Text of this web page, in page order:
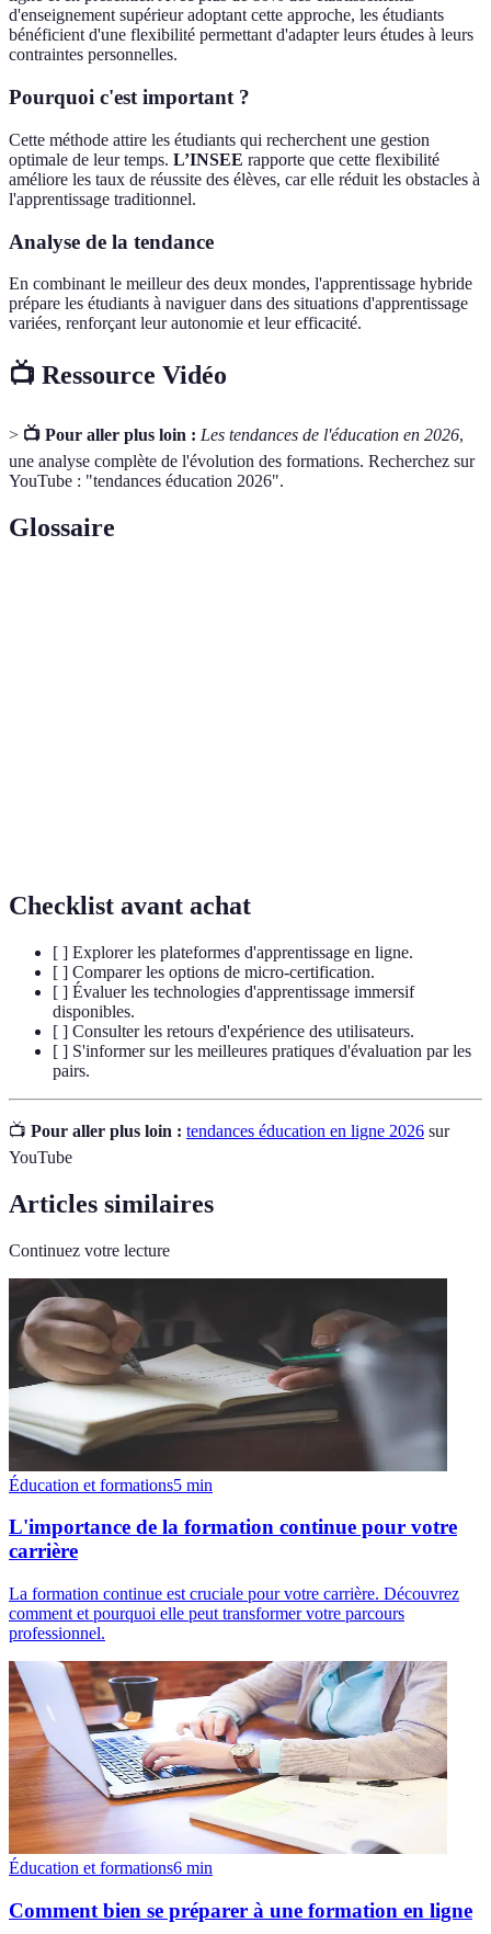
d'enseignement supérieur adoptant cette approche, les étudiants
bénéficient d'une flexibilité permettant d'adapter leurs études à leurs
contraintes personnelles.
Pourquoi c'est important ?
Cette méthode attire les étudiants qui recherchent une gestion
optimale de leur temps. L’INSEE rapporte que cette flexibilité
améliore les taux de réussite des élèves, car elle réduit les obstacles à
l'apprentissage traditionnel.
Analyse de la tendance
En combinant le meilleur des deux mondes, l'apprentissage hybride
prépare les étudiants à naviguer dans des situations d'apprentissage
variées, renforçant leur autonomie et leur efficacité.
📺 Ressource Vidéo
> 📺 Pour aller plus loin : Les tendances de l'éducation en 2026,
une analyse complète de l'évolution des formations. Recherchez sur
YouTube : "tendances éducation 2026".
Glossaire
Checklist avant achat
[ ] Explorer les plateformes d'apprentissage en ligne.
[ ] Comparer les options de micro-certification.
[ ] Évaluer les technologies d'apprentissage immersif
disponibles.
[ ] Consulter les retours d'expérience des utilisateurs.
[ ] S'informer sur les meilleures pratiques d'évaluation par les
pairs.
📺 Pour aller plus loin : tendances éducation en ligne 2026 sur
YouTube
Articles similaires
Continuez votre lecture
Éducation et formations5 min
L'importance de la formation continue pour votre
carrière
La formation continue est cruciale pour votre carrière. Découvrez
comment et pourquoi elle peut transformer votre parcours
professionnel.
Éducation et formations6 min
Comment bien se préparer à une formation en ligne